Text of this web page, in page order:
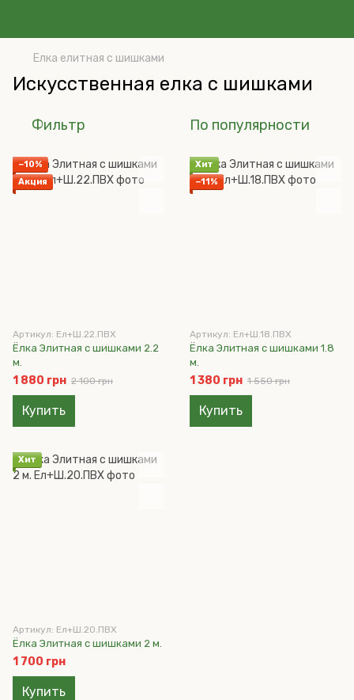
Елка елитная с шишками
Искусственная елка с шишками
Фильтр По популярности
−10%
Акция
Артикул: Ел+Ш.22.ПВХ
Ёлка Элитная с шишками 2.2
м.
1 880 грн 2 100 грн
Купить
Хит
−11%
Артикул: Ел+Ш.18.ПВХ
Ёлка Элитная с шишками 1.8
м.
1 380 грн 1 550 грн
Купить
Хит
Артикул: Ел+Ш.20.ПВХ
Ёлка Элитная с шишками 2 м.
1 700 грн
Купить